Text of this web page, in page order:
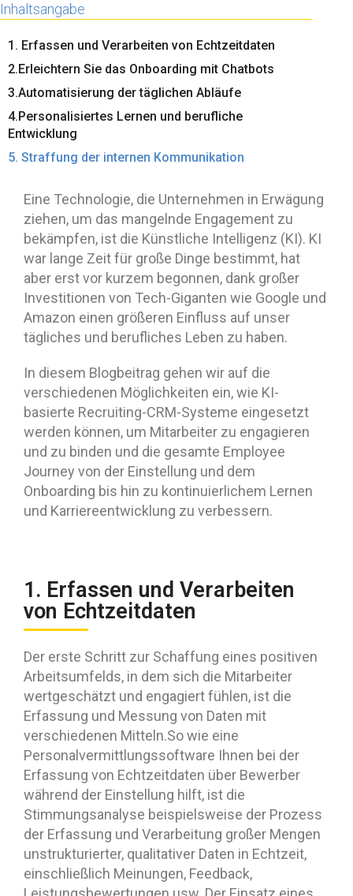
Inhaltsangabe
1. Erfassen und Verarbeiten von Echtzeitdaten
2.Erleichtern Sie das Onboarding mit Chatbots
3.Automatisierung der täglichen Abläufe
4.Personalisiertes Lernen und berufliche
Entwicklung
5. Straffung der internen Kommunikation
Eine Technologie, die Unternehmen in Erwägung
ziehen, um das mangelnde Engagement zu
bekämpfen, ist die Künstliche Intelligenz (KI). KI
war lange Zeit für große Dinge bestimmt, hat
aber erst vor kurzem begonnen, dank großer
Investitionen von Tech-Giganten wie Google und
Amazon einen größeren Einfluss auf unser
tägliches und berufliches Leben zu haben.
In diesem Blogbeitrag gehen wir auf die
verschiedenen Möglichkeiten ein, wie KI-
basierte Recruiting-CRM-Systeme eingesetzt
werden können, um Mitarbeiter zu engagieren
und zu binden und die gesamte Employee
Journey von der Einstellung und dem
Onboarding bis hin zu kontinuierlichem Lernen
und Karriereentwicklung zu verbessern.
1. Erfassen und Verarbeiten
von Echtzeitdaten
Der erste Schritt zur Schaffung eines positiven
Arbeitsumfelds, in dem sich die Mitarbeiter
wertgeschätzt und engagiert fühlen, ist die
Erfassung und Messung von Daten mit
verschiedenen Mitteln.So wie eine
Personalvermittlungssoftware Ihnen bei der
Erfassung von Echtzeitdaten über Bewerber
während der Einstellung hilft, ist die
Stimmungsanalyse beispielsweise der Prozess
der Erfassung und Verarbeitung großer Mengen
unstrukturierter, qualitativer Daten in Echtzeit,
einschließlich Meinungen, Feedback,